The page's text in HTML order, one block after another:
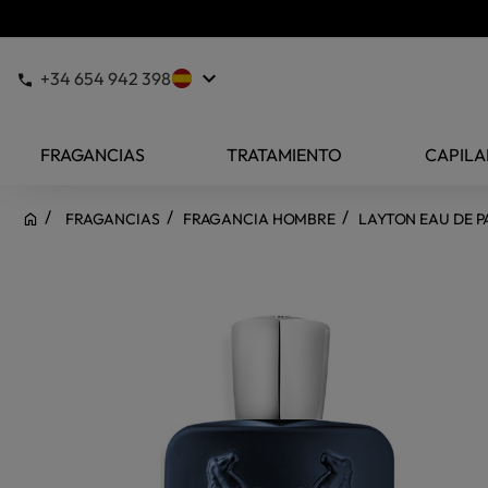
+34 654 942 398 keyboard_arrow_down
FRAGANCIAS TRATAMIENTO
FRAGANCIAS FRAGANCIA HOMBRE LAYTON EAU DE